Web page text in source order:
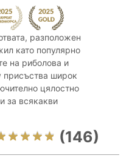
разположен
като популярно
на риболова и
присъства широк
цялостно
за всякакви
(146)